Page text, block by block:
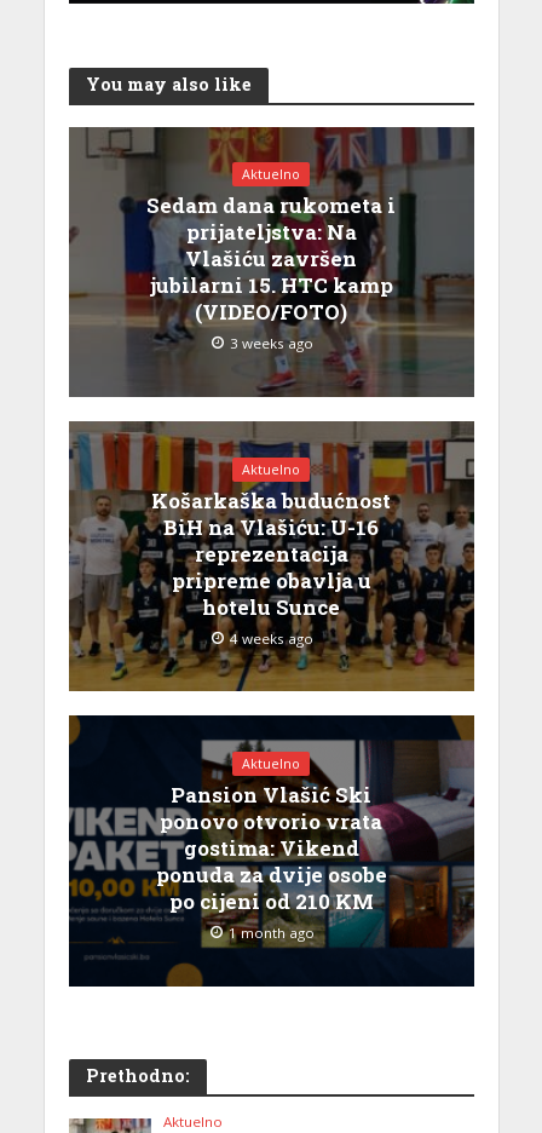
You may also like
Aktuelno
Sedam dana rukometa i
prijateljstva: Na
Vlašiću završen
jubilarni 15. HTC kamp
(VIDEO/FOTO)
3 weeks ago
Aktuelno
Košarkaška budućnost
BiH na Vlašiću: U-16
reprezentacija
pripreme obavlja u
hotelu Sunce
4 weeks ago
Aktuelno
Pansion Vlašić Ski
ponovo otvorio vrata
gostima: Vikend
ponuda za dvije osobe
po cijeni od 210 KM
1 month ago
Prethodno:
Aktuelno